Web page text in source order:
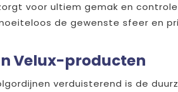
voor ultiem gemak en
de gewenste sfeer en
Velux-producten
verduisterend is de